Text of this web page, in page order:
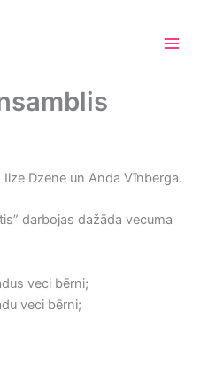
Dzene un Anda Vīnberga.
darbojas dažāda vecuma
veci bērni;
veci bērni;